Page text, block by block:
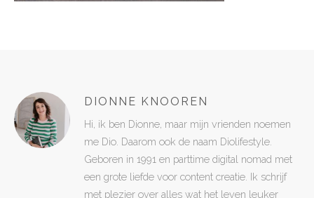
DIONNE KNOOREN
Hi, ik ben Dionne, maar mijn vrienden noemen
me Dio. Daarom ook de naam Diolifestyle.
Geboren in 1991 en parttime digital nomad met
een grote liefde voor content creatie. Ik schrijf
met plezier over alles wat het leven leuker